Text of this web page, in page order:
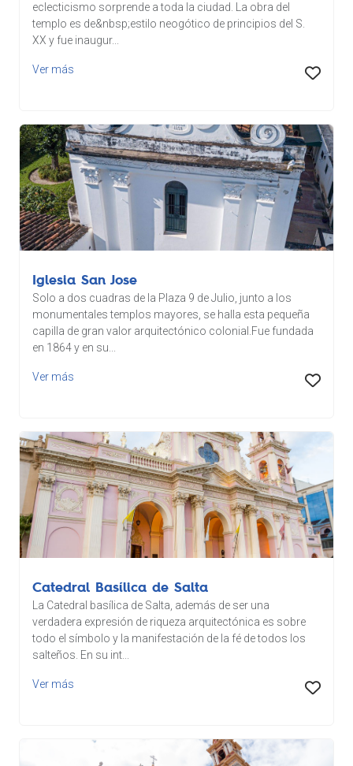
eclecticismo sorprende a toda la ciudad. La obra del
templo es de&nbsp;estilo neogótico de principios del S.
XX y fue inaugur...
Ver más
Iglesia San Jose
Solo a dos cuadras de la Plaza 9 de Julio, junto a los
monumentales templos mayores, se halla esta pequeña
capilla de gran valor arquitectónico colonial.Fue fundada
en 1864 y en su...
Ver más
Catedral Basílica de Salta
La Catedral basílica de Salta, además de ser una
verdadera expresión de riqueza arquitectónica es sobre
todo el símbolo y la manifestación de la fé de todos los
salteños. En su int...
Ver más